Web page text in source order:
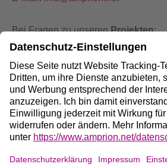
Bei Fragen zu unserenProjekten:
+49 800 584 9000
BeiStörungen an unseren Anlagen:
+49 800 490 4000
Social Media: